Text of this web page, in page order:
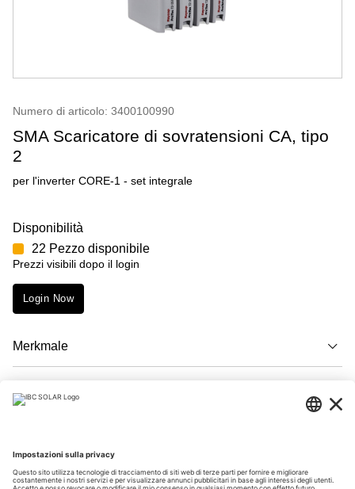
Numero di articolo: 3400100990
SMA Scaricatore di sovratensioni CA, tipo
2
per l'inverter CORE-1 - set integrale
Disponibilità
22 Pezzo disponibile
Prezzi visibili dopo il login
Login Now
Merkmale
Descrizione
Download